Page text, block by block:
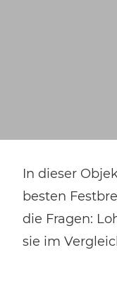
In dieser
besten
die Fragen:
sie im